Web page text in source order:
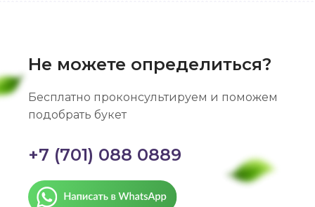
Не можете определиться?
Бесплатно проконсультируем и поможем
подобрать букет
+7 (701) 088 0889